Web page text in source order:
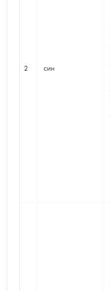
2 син